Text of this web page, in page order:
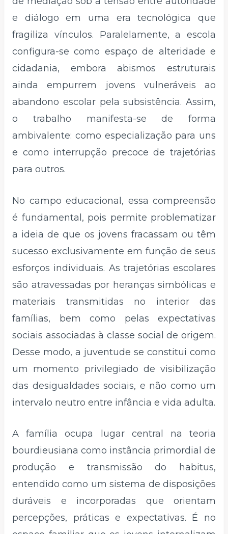
e diálogo em uma era tecnológica que
fragiliza vínculos. Paralelamente, a escola
configura-se como espaço de alteridade e
cidadania, embora abismos estruturais
ainda empurrem jovens vulneráveis ao
abandono escolar pela subsistência. Assim,
o trabalho manifesta-se de forma
ambivalente: como especialização para uns
e como interrupção precoce de trajetórias
para outros.
No campo educacional, essa compreensão
é fundamental, pois permite problematizar
a ideia de que os jovens fracassam ou têm
sucesso exclusivamente em função de seus
esforços individuais. As trajetórias escolares
são atravessadas por heranças simbólicas e
materiais transmitidas no interior das
famílias, bem como pelas expectativas
sociais associadas à classe social de origem.
Desse modo, a juventude se constitui como
um momento privilegiado de visibilização
das desigualdades sociais, e não como um
intervalo neutro entre infância e vida adulta.
A família ocupa lugar central na teoria
bourdieusiana como instância primordial de
produção e transmissão do habitus,
entendido como um sistema de disposições
duráveis e incorporadas que orientam
percepções, práticas e expectativas. É no